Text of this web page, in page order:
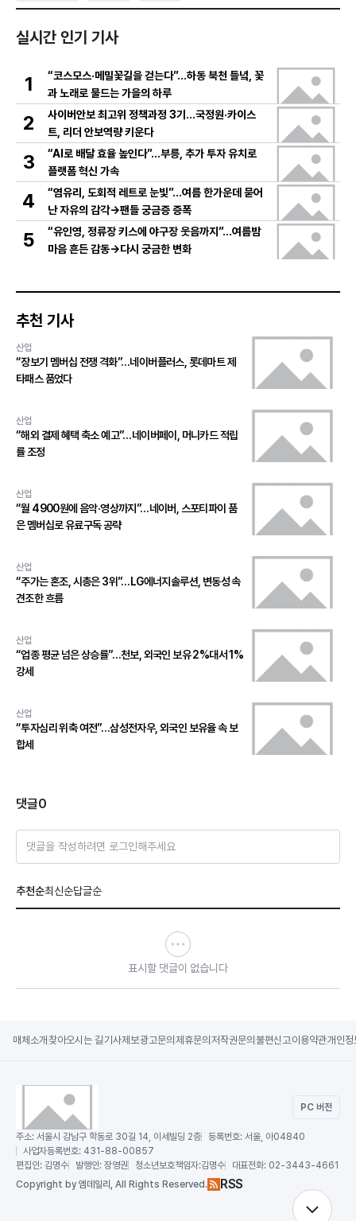
실시간 인기 기사
1
“코스모스·메밀꽃길을 걷는다”…하동 북천 들녘, 꽃
과 노래로 물드는 가을의 하루
2
사이버안보 최고위 정책과정 3기…국정원·카이스
트, 리더 안보역량 키운다
3
“AI로 배달 효율 높인다”…부릉, 추가 투자 유치로
플랫폼 혁신 가속
4
“염유리, 도회적 레트로 눈빛”…여름 한가운데 묻어
난 자유의 감각→팬들 궁금증 증폭
5
“유인영, 정류장 키스에 야구장 웃음까지”…여름밤
마음 흔든 감동→다시 궁금한 변화
추천 기사
산업
“장보기 멤버십 전쟁 격화”…네이버플러스, 롯데마트 제
타패스 품었다
산업
“해외 결제 혜택 축소 예고”…네이버페이, 머니카드 적립
률 조정
산업
“월 4900원에 음악·영상까지”…네이버, 스포티파이 품
은 멤버십로 유료구독 공략
산업
“주가는 혼조, 시총은 3위”…LG에너지솔루션, 변동성 속
견조한 흐름
산업
“업종 평균 넘은 상승률”…천보, 외국인 보유 2%대서 1%
강세
산업
“투자심리 위축 여전”…삼성전자우, 외국인 보유율 속 보
합세
댓글0
댓글을 작성하려면 로그인해주세요
추천순최신순답글순
표시할 댓글이 없습니다
매체소개 찾아오시는 길기사제보광고문의 제휴문의 저작권문의 불편신고이용약관개인정
PC 버전
주소: 서울시 강남구 학동로 30길 14, 이세빌딩 2층 등록번호: 서울, 아04840
사업자등록번호: 431-88-00857
편집인: 김명수 발행인: 장영권 청소년보호책임자:김명수 대표전화: 02-3443-4661
Copyright by 엠데일리, All Rights Reserved. RSS